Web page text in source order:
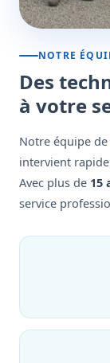
NOTRE
Des
à votre
Notre équipe de
intervient
Avec plus de 15
service